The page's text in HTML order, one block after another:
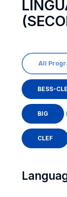
All
BESS-
BIG
CLEF